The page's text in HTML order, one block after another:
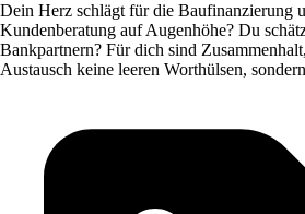
Dein Herz schlägt für die Baufinanzierung
Kundenberatung auf Augenhöhe? Du
Bankpartnern? Für dich sind
Austausch keine leeren Worthülsen,